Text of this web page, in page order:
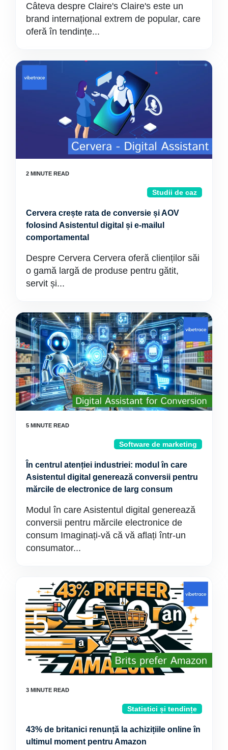
Câteva despre Claire's Claire's este un
brand internațional extrem de popular, care
oferă în tendințe...
Studii de caz
Cervera crește rata de conversie și AOV
folosind Asistentul digital și e-mailul
comportamental
Despre Cervera Cervera oferă clienților săi
o gamă largă de produse pentru gătit,
servit și...
Software de marketing
În centrul atenției industriei: modul în care
Asistentul digital generează conversii pentru
mărcile de electronice de larg consum
Modul în care Asistentul digital generează
conversii pentru mărcile electronice de
consum Imaginați-vă că vă aflați într-un
consumator...
Statistici și tendințe
43% de britanici renunță la achizițiile online în
ultimul moment pentru Amazon